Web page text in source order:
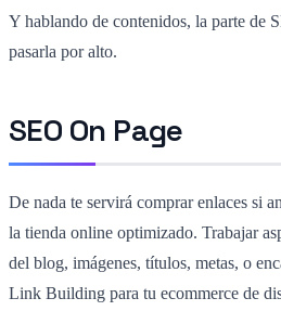
Y hablando de contenidos, la parte de
pasarla por alto.
SEO On Page
De nada te servirá comprar enlaces si
la tienda online optimizado. Trabajar
del blog, imágenes, títulos, metas, o
Link Building para tu ecommerce de